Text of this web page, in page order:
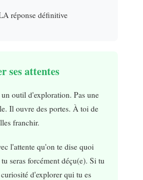
réponse définitive
ses attentes
outil d'exploration. Pas une
Il ouvre des portes. À toi de
franchir.
l'attente qu'on te dise quoi
seras forcément déçu(e). Si tu
d'explorer qui tu es